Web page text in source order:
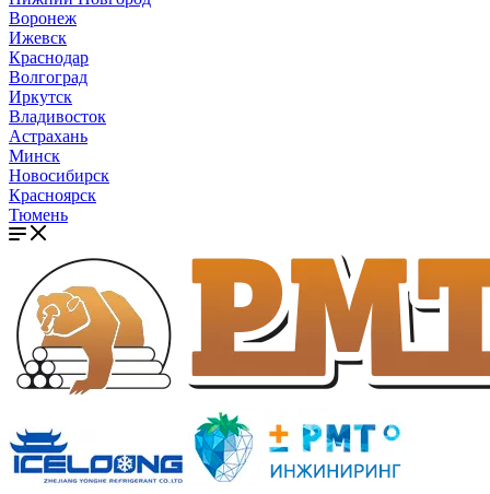
Воронеж
Ижевск
Краснодар
Волгоград
Иркутск
Владивосток
Астрахань
Минск
Новосибирск
Красноярск
Тюмень